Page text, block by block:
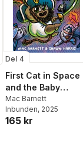
Del 4
First Cat in Space
and the Baby
Pirate’s Revenge
Mac Barnett
Inbunden, 2025
165 kr